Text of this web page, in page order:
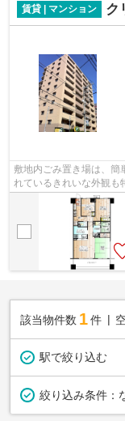
賃貸 | マンション ク
敷地内ごみ置き場は、簡
れているきれいな外観も
駅利用可能な物件です。
該当物件数 1件
駅で絞り込む
絞り込み条件：